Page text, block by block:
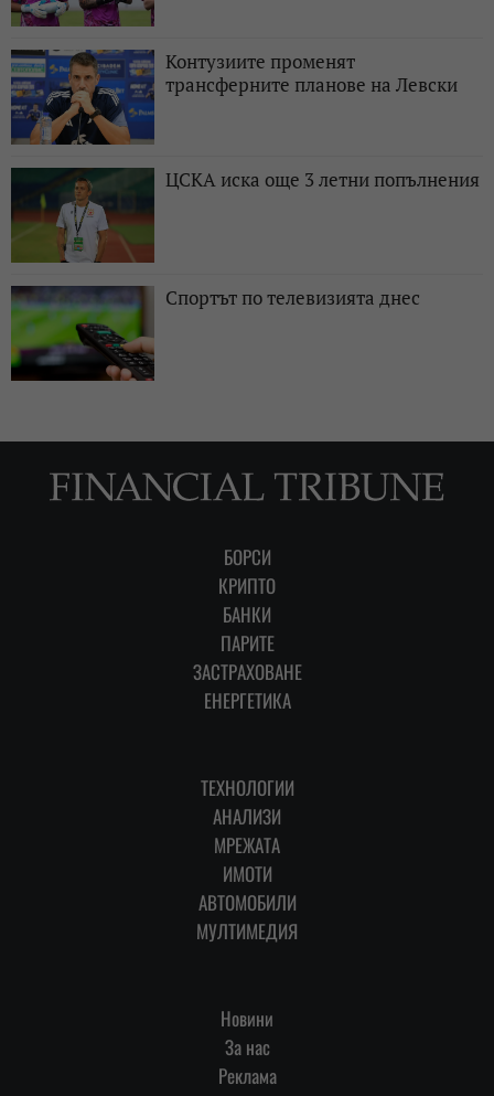
Контузиите променят
трансферните планове на Левски
ЦСКА иска още 3 летни попълнения
Спортът по телевизията днес
БОРСИ
КРИПТО
БАНКИ
ПАРИТЕ
ЗАСТРАХОВАНЕ
ЕНЕРГЕТИКА
ТЕХНОЛОГИИ
АНАЛИЗИ
МРЕЖАТА
ИМОТИ
АВТОМОБИЛИ
МУЛТИМЕДИЯ
Новини
За нас
Реклама